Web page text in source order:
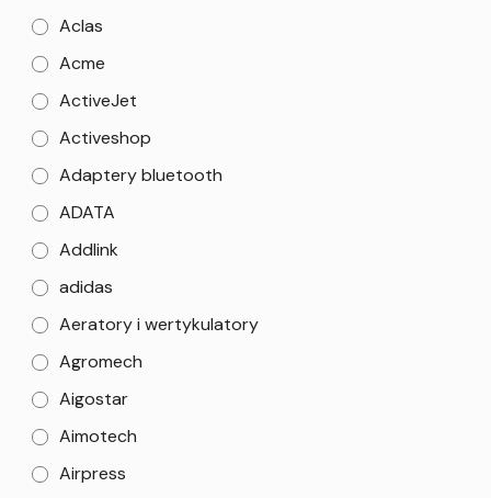
Aclas
Acme
ActiveJet
Activeshop
Adaptery bluetooth
ADATA
Addlink
adidas
Aeratory i wertykulatory
Agromech
Aigostar
Aimotech
Airpress